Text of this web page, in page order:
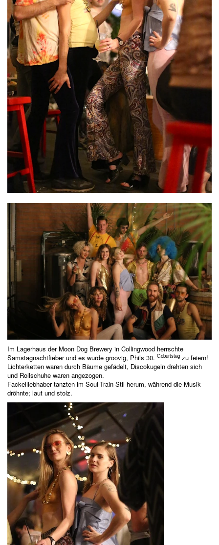
Im Lagerhaus der Moon Dog Brewery in Collingwood herrschte
Samstagnachtfieber und es wurde groovig, Phils 30. Geburtstag zu feiern!
Lichterketten waren durch Bäume gefädelt, Discokugeln drehten sich
und Rollschuhe waren angezogen.
Fackelliebhaber tanzten im Soul-Train-Stil herum, während die Musik
dröhnte; laut und stolz.